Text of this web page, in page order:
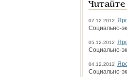
07.12.2012
Социально-
05.12.2012
Социально-
04.12.2012
Социально-